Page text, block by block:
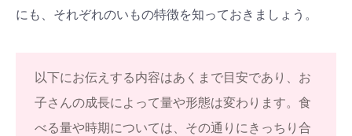
にも、それぞれのいもの特徴を知っておきましょう。
以下にお伝えする内容はあくまで目安であり、お
子さんの成長によって量や形態は変わります。食
べる量や時期については、その通りにきっちり合